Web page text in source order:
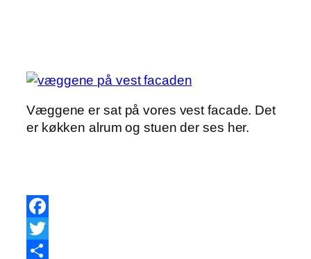
Væggene er sat på vores vest facade. Det
er køkken alrum og stuen der ses her.
Facebook
Twitter